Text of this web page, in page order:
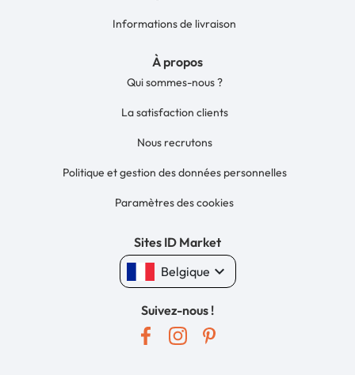
Informations de livraison
À propos
Qui sommes-nous ?
La satisfaction clients
Nous recrutons
Politique et gestion des données personnelles
Paramètres des cookies
Sites ID Market
Belgique keyboard_arrow_down
Suivez-nous !